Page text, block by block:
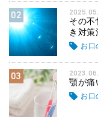
02
その
き対策
お口
03
顎が痛
お口